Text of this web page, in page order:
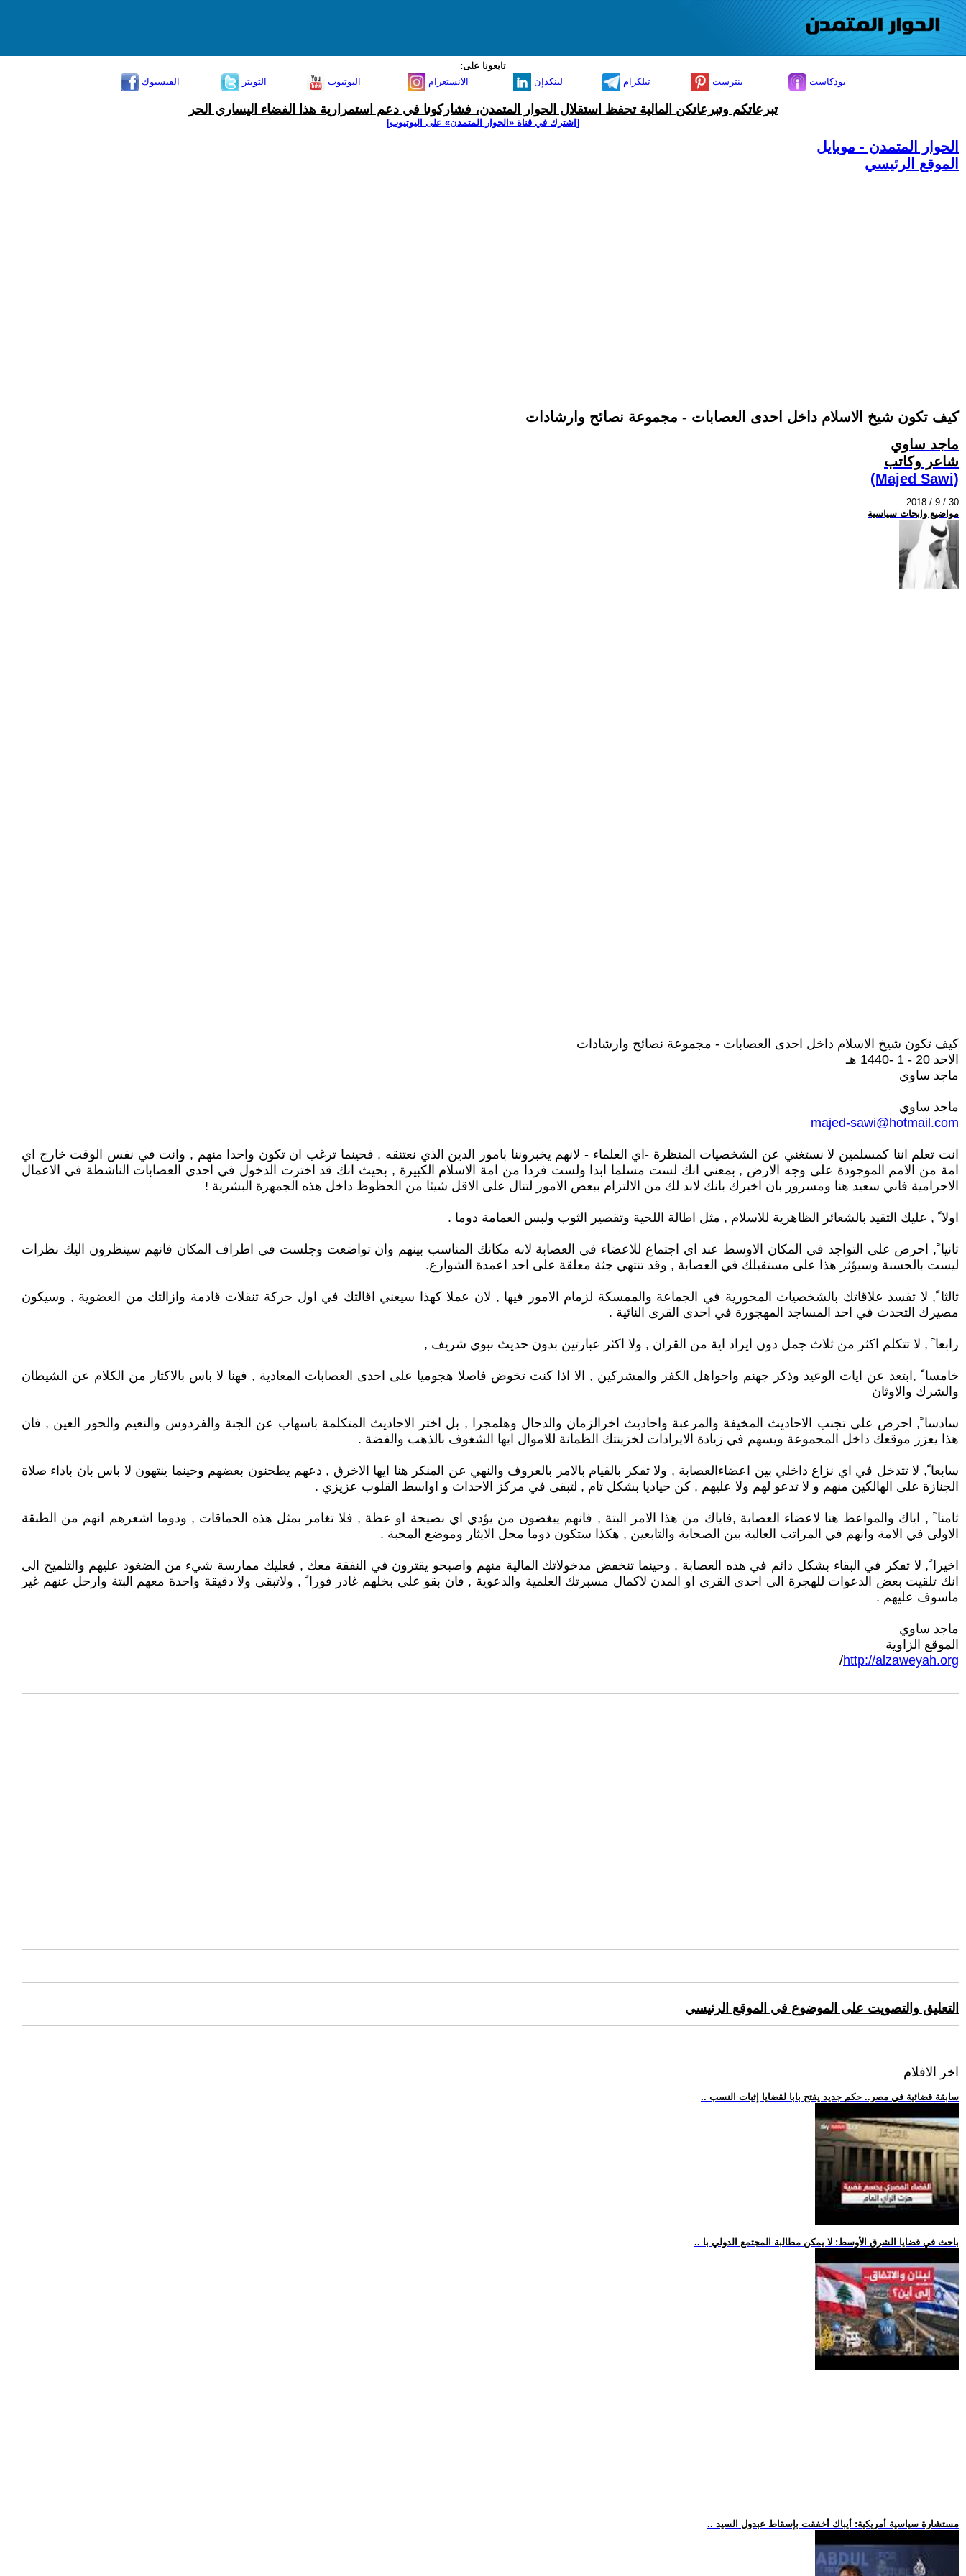
تابعونا على:
الفيسبوك
التويتر اليوتيوب الانستغرام لينكدإن تيلكرام بنترست بودكاست
تبرعاتكم وتبرعاتكن المالية تحفظ استقلال الحوار المتمدن، فشاركونا في دعم استمرارية هذا الفضاء اليساري الحر
[اشترك في قناة ‫«الحوار المتمدن» على اليوتيوب]
الحوار المتمدن - موبايل
الموقع الرئيسي
كيف تكون شيخ الاسلام داخل احدى العصابات - مجموعة نصائح وارشادات
ماجد ساوي
شاعر وكاتب
(Majed Sawi)
2018 / 9 / 30
مواضيع وابحاث سياسية
كيف تكون شيخ الاسلام داخل احدى العصابات - مجموعة نصائح وارشادات
الاحد 20 - 1 -1440 هـ
ماجد ساوي
ماجد ساوي
majed-sawi@hotmail.com
انت تعلم اننا كمسلمين لا نستغني عن الشخصيات المنظرة -اي العلماء - لانهم يخبروننا بامور الدين الذي نعتنقه , فحينما ترغب ان تكون واحدا منهم , وانت في نفس الوقت خارج اي
امة من الامم الموجودة على وجه الارض , بمعنى انك لست مسلما ابدا ولست فردا من امة الاسلام الكبيرة , بحيث انك قد اخترت الدخول في احدى العصابات الناشطة في الاعمال
الاجرامية فاني سعيد هنا ومسرور بان اخبرك بانك لابد لك من الالتزام ببعض الامور لتنال على الاقل شيئا من الحظوظ داخل هذه الجمهرة البشرية !
اولا ً , عليك التقيد بالشعائر الظاهرية للاسلام , مثل اطالة اللحية وتقصير الثوب ولبس العمامة دوما .
ثانيا ً, احرص على التواجد في المكان الاوسط عند اي اجتماع للاعضاء في العصابة لانه مكانك المناسب بينهم وان تواضعت وجلست في اطراف المكان فانهم سينظرون اليك نظرات
ليست بالحسنة وسيؤثر هذا على مستقبلك في العصابة , وقد تنتهي جثة معلقة على احد اعمدة الشوارع.
ثالثا ً, لا تفسد علاقاتك بالشخصيات المحورية في الجماعة والممسكة لزمام الامور فيها , لان عملا كهذا سيعني اقالتك في اول حركة تنقلات قادمة وازالتك من العضوية , وسيكون
مصيرك التحدث في احد المساجد المهجورة في احدى القرى النائية .
رابعا ً , لا تتكلم اكثر من ثلاث جمل دون ايراد اية من القران , ولا اكثر عبارتين بدون حديث نبوي شريف ,
خامسا ً ,ابتعد عن ايات الوعيد وذكر جهنم واحواهل الكفر والمشركين , الا اذا كنت تخوض فاصلا هجوميا على احدى العصابات المعادية , فهنا لا باس بالاكثار من الكلام عن الشيطان
والشرك والاوثان
سادسا ً, احرص على تجنب الاحاديث المخيفة والمرعبة واحاديث اخرالزمان والدحال وهلمجرا , بل اختر الاحاديث المتكلمة باسهاب عن الجنة والفردوس والنعيم والحور العين , فان
هذا يعزز موقعك داخل المجموعة ويسهم في زيادة الايرادات لخزينتك الظمانة للاموال ايها الشغوف بالذهب والفضة .
سابعا ً, لا تتدخل في اي نزاع داخلي بين اعضاءالعصابة , ولا تفكر بالقيام بالامر بالعروف والنهي عن المنكر هنا ايها الاخرق , دعهم يطحنون بعضهم وحينما ينتهون لا باس بان باداء صلاة
الجنازة على الهالكين منهم و لا تدعو لهم ولا عليهم , كن حياديا بشكل تام , لتبقى في مركز الاحداث و اواسط القلوب عزيزي .
ثامنا ً , اياك والمواعظ هنا لاعضاء العصابة ,فاياك من هذا الامر البتة , فانهم يبغضون من يؤدي اي نصيحة او عظة , فلا تغامر بمثل هذه الحماقات , ودوما اشعرهم انهم من الطبقة
الاولى في الامة وانهم في المراتب العالية بين الصحابة والتابعين , هكذا ستكون دوما محل الايثار وموضع المحبة .
اخيرا ً, لا تفكر في البقاء بشكل دائم في هذه العصابة , وحينما تنخفض مدخولاتك المالية منهم واصبحو يقترون في النفقة معك , فعليك ممارسة شيء من الضغود عليهم والتلميح الى
انك تلقيت بعض الدعوات للهجرة الى احدى القرى او المدن لاكمال مسبرتك العلمية والدعوية , فان بقو على بخلهم غادر فورا ً , ولاتبقى ولا دقيقة واحدة معهم البتة وارحل عنهم غير
ماسوف عليهم .
ماجد ساوي
الموقع الزاوية
http://alzaweyah.org
/
التعليق والتصويت على الموضوع في الموقع الرئيسي
اخر الافلام
.. سابقة قضائية في مصر.. حكم جديد يفتح بابا لقضايا إثبات النسب
.. باحث في قضايا الشرق الأوسط: لا يمكن مطالبة المجتمع الدولي با
.. مستشارة سياسية أمريكية: أيباك أخفقت بإسقاط عبدول السيد